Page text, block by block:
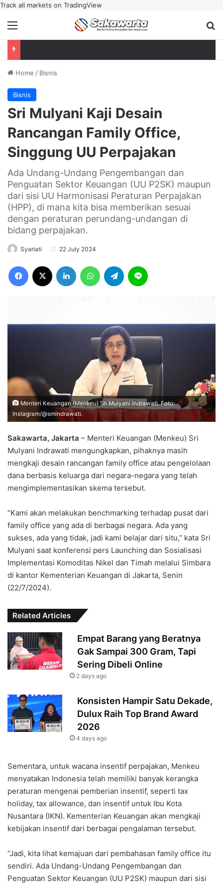
Track all markets on TradingView
Menu
Home / Bisnis
Bisnis
Sri Mulyani Kaji Desain
Rancangan Family Office,
Singgung UU Perpajakan
Ada Undang-Undang Pengembangan dan
Penguatan Sektor Keuangan (UU P2SK) maupun
dari sisi UU Harmonisasi Peraturan Perpajakan
(HPP), di mana kita bisa memberikan sesuai
dengan peraturan perundang-undangan di
bidang perpajakan.
Syariati 22 July 2024
Facebook LinkedIn WhatsAppTelegram
Menteri Keuangan (Menkeu) Sri Mulyani Indrawati. Foto:
Instagram/@smindrawati.
Sakawarta, Jakarta – Menteri Keuangan (Menkeu) Sri
Mulyani Indrawati mengungkapkan, pihaknya masih
mengkaji desain rancangan family office atau pengelolaan
dana berbasis keluarga dari negara-negara yang telah
mengimplementasikan skema tersebut.
“Kami akan melakukan benchmarking terhadap pusat dari
family office yang ada di berbagai negara. Ada yang
sukses, ada yang tidak, jadi kami belajar dari situ,” kata Sri
Mulyani saat konferensi pers Launching dan Sosialisasi
Implementasi Komoditas Nikel dan Timah melalui Simbara
di kantor Kementerian Keuangan di Jakarta, Senin
(22/7/2024).
Related Articles
Empat Barang yang Beratnya
Gak Sampai 300 Gram, Tapi
Sering Dibeli Online
2 days ago
Konsisten Hampir Satu Dekade,
Dulux Raih Top Brand Award
2026
4 days ago
Sementara, untuk wacana insentif perpajakan, Menkeu
menyatakan Indonesia telah memiliki banyak kerangka
peraturan mengenai pemberian insentif, seperti tax
holiday, tax allowance, dan insentif untuk Ibu Kota
Nusantara (IKN). Kementerian Keuangan akan mengkaji
kebijakan insentif dari berbagai pengalaman tersebut.
“Jadi, kita lihat kemajuan dari pembahasan family office itu
sendiri. Ada Undang-Undang Pengembangan dan
Penguatan Sektor Keuangan (UU P2SK) maupun dari sisi